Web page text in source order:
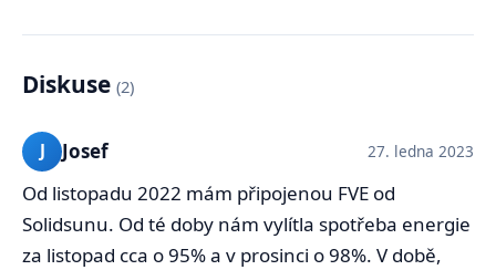
Diskuse (2)
J Josef 27. ledna 2023
Od listopadu 2022 mám připojenou FVE od
Solidsunu. Od té doby nám vylítla spotřeba energie
za listopad cca o 95% a v prosinci o 98%. V době,